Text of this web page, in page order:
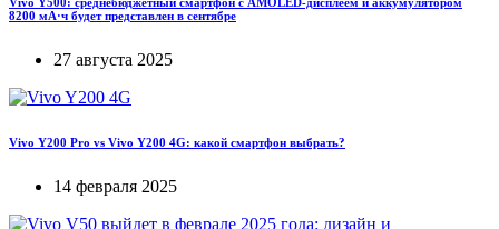
8200 мА·ч будет представлен в сентябре
27 августа 2025
Vivo Y200 Pro vs Vivo Y200 4G: какой смартфон выбрать?
14 февраля 2025